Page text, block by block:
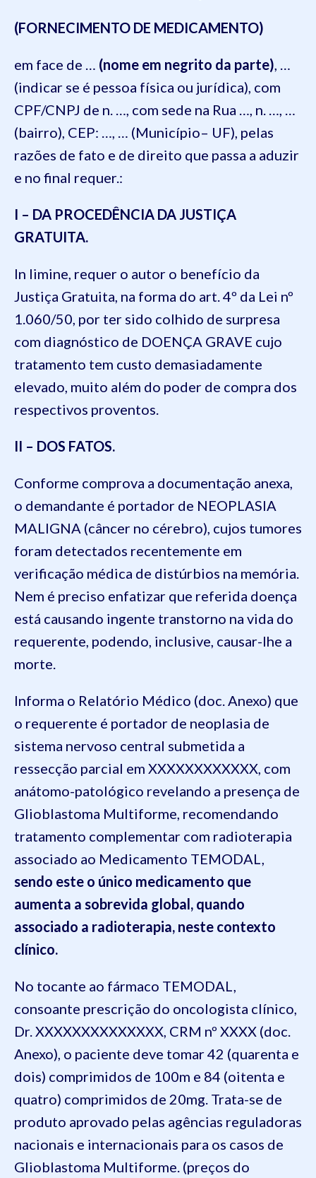
(FORNECIMENTO DE MEDICAMENTO)
em face de … (nome em negrito da parte) , …
(indicar se é pessoa física ou jurídica), com
CPF/CNPJ de n. …, com sede na Rua …, n. …, …
(bairro), CEP: …, … (Município– UF), pelas
razões de fato e de direito que passa a aduzir
e no final requer.:
I – DA PROCEDÊNCIA DA JUSTIÇA
GRATUITA.
In limine, requer o autor o benefício da
Justiça Gratuita, na forma do art. 4º da Lei nº
1.060/50, por ter sido colhido de surpresa
com diagnóstico de DOENÇA GRAVE cujo
tratamento tem custo demasiadamente
elevado, muito além do poder de compra dos
respectivos proventos.
II – DOS FATOS.
Conforme comprova a documentação anexa,
o demandante é portador de NEOPLASIA
MALIGNA (câncer no cérebro), cujos tumores
foram detectados recentemente em
verificação médica de distúrbios na memória.
Nem é preciso enfatizar que referida doença
está causando ingente transtorno na vida do
requerente, podendo, inclusive, causar-lhe a
morte.
Informa o Relatório Médico (doc. Anexo) que
o requerente é portador de neoplasia de
sistema nervoso central submetida a
ressecção parcial em XXXXXXXXXXXX, com
anátomo-patológico revelando a presença de
Glioblastoma Multiforme, recomendando
tratamento complementar com radioterapia
associado ao Medicamento TEMODAL,
sendo este o único medicamento que
aumenta a sobrevida global, quando
associado a radioterapia, neste contexto
clínico.
No tocante ao fármaco TEMODAL,
consoante prescrição do oncologista clínico,
Dr. XXXXXXXXXXXXXX, CRM nº XXXX (doc.
Anexo), o paciente deve tomar 42 (quarenta e
dois) comprimidos de 100m e 84 (oitenta e
quatro) comprimidos de 20mg. Trata-se de
produto aprovado pelas agências reguladoras
nacionais e internacionais para os casos de
Glioblastoma Multiforme. (preços do